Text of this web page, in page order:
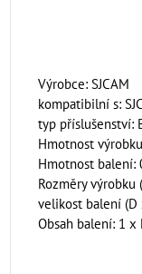
Výrobce: SJCAM
kompatibilní s:
typ příslušenství:
Hmotnost
Hmotnost balení:
Rozměry
velikost balení (D
Obsah balení: 1